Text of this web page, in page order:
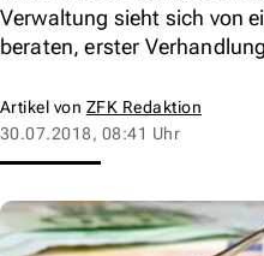
Verwaltung sieht sich von
beraten, erster
Artikel von ZFK Redaktion
30.07.2018, 08:41 Uhr